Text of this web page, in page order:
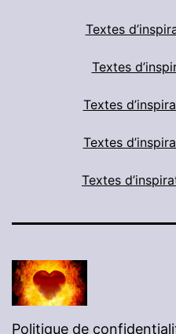
Textes
Textes
Textes
Textes
Textes
Politique de